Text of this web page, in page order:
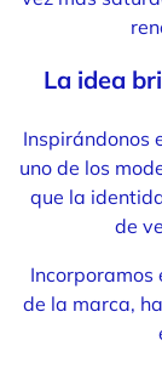
La idea
Inspirándonos
uno de los
que la
de
Incorporamos
de la marca,